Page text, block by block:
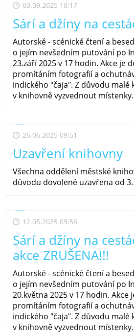
03.09.2025 10:17
Sárí a džíny na
Autorské - scénické čtení a
o jejím nevšedním putování po
23.září 2025 v 17 hodin. Akce je
promítáním fotografií a
indického "čaja". Z důvodu malé
v knihovně vyzvednout místenky.
26.06.2025 09:51
Uzavření knihovny
Všechna oddělení městské
důvodu dovolené uzavřena od
12.05.2025 09:56
Sárí a džíny na
akce ZRUŠENA!!!
Autorské - scénické čtení a
o jejím nevšedním putování po
20.května 2025 v 17 hodin. Akce
promítáním fotografií a
indického "čaja". Z důvodu malé
v knihovně vyzvednout místenky.